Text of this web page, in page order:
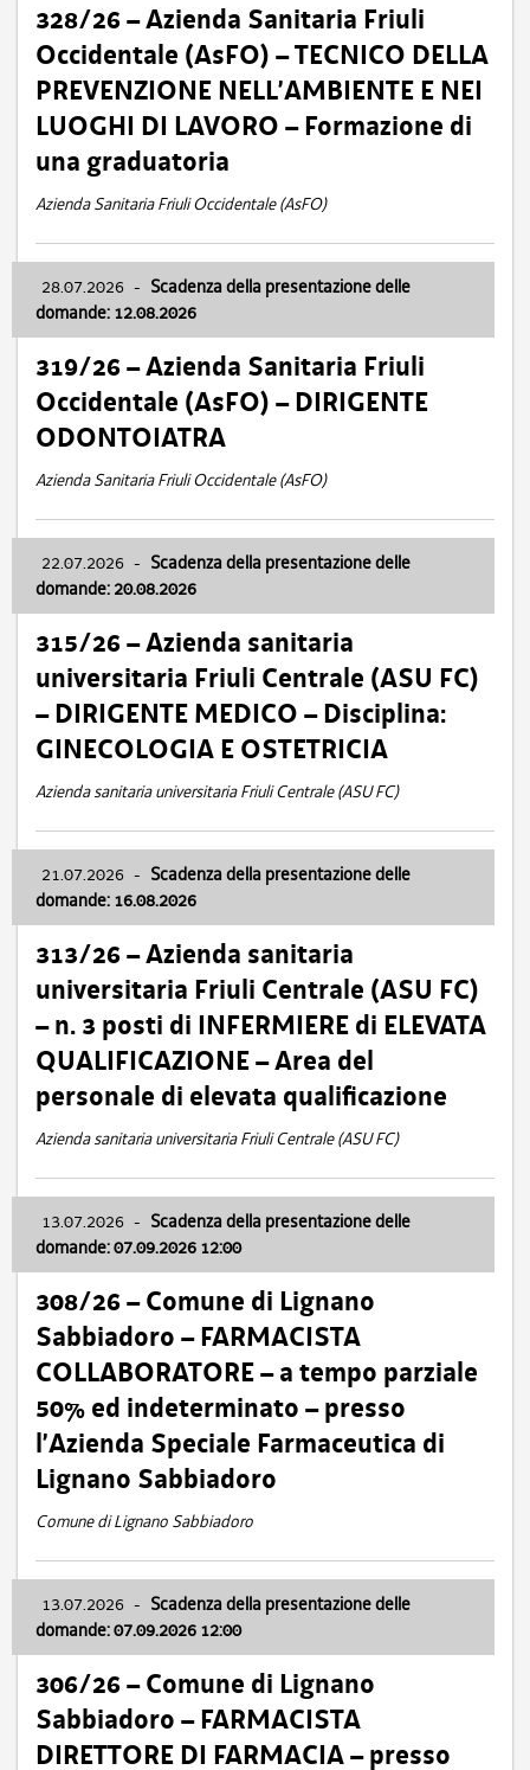
328/26 – Azienda Sanitaria Friuli
Occidentale (AsFO) – TECNICO DELLA
PREVENZIONE NELL’AMBIENTE E NEI
LUOGHI DI LAVORO – Formazione di
una graduatoria
Azienda Sanitaria Friuli Occidentale (AsFO)
28.07.2026 - Scadenza della presentazione delle
domande: 12.08.2026
319/26 – Azienda Sanitaria Friuli
Occidentale (AsFO) – DIRIGENTE
ODONTOIATRA
Azienda Sanitaria Friuli Occidentale (AsFO)
22.07.2026 - Scadenza della presentazione delle
domande: 20.08.2026
315/26 – Azienda sanitaria
universitaria Friuli Centrale (ASU FC)
– DIRIGENTE MEDICO – Disciplina:
GINECOLOGIA E OSTETRICIA
Azienda sanitaria universitaria Friuli Centrale (ASU FC)
21.07.2026 - Scadenza della presentazione delle
domande: 16.08.2026
313/26 – Azienda sanitaria
universitaria Friuli Centrale (ASU FC)
– n. 3 posti di INFERMIERE di ELEVATA
QUALIFICAZIONE – Area del
personale di elevata qualificazione
Azienda sanitaria universitaria Friuli Centrale (ASU FC)
13.07.2026 - Scadenza della presentazione delle
domande: 07.09.2026 12:00
308/26 – Comune di Lignano
Sabbiadoro – FARMACISTA
COLLABORATORE – a tempo parziale
50% ed indeterminato – presso
l’Azienda Speciale Farmaceutica di
Lignano Sabbiadoro
Comune di Lignano Sabbiadoro
13.07.2026 - Scadenza della presentazione delle
domande: 07.09.2026 12:00
306/26 – Comune di Lignano
Sabbiadoro – FARMACISTA
DIRETTORE DI FARMACIA – presso